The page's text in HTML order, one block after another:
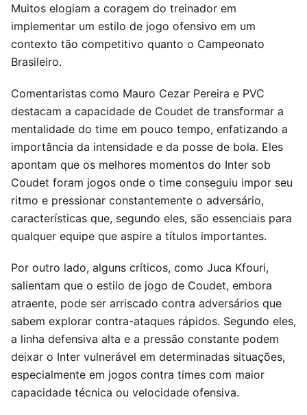
Muitos elogiam a coragem do treinador em
implementar um estilo de jogo ofensivo em um
contexto tão competitivo quanto o Campeonato
Brasileiro.
Comentaristas como Mauro Cezar Pereira e PVC
destacam a capacidade de Coudet de transformar a
mentalidade do time em pouco tempo, enfatizando a
importância da intensidade e da posse de bola. Eles
apontam que os melhores momentos do Inter sob
Coudet foram jogos onde o time conseguiu impor seu
ritmo e pressionar constantemente o adversário,
características que, segundo eles, são essenciais para
qualquer equipe que aspire a títulos importantes.
Por outro lado, alguns críticos, como Juca Kfouri,
salientam que o estilo de jogo de Coudet, embora
atraente, pode ser arriscado contra adversários que
sabem explorar contra-ataques rápidos. Segundo eles,
a linha defensiva alta e a pressão constante podem
deixar o Inter vulnerável em determinadas situações,
especialmente em jogos contra times com maior
capacidade técnica ou velocidade ofensiva.